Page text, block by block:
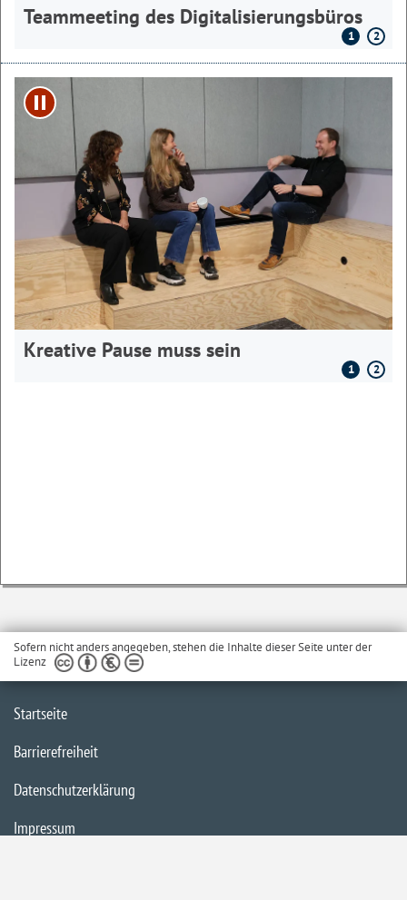
Teammeeting des Digitalisierungsbüros
1 2
Kreative Pause muss sein
Play/Pause
1 2
Sofern nicht anders angegeben, stehen die Inhalte dieser Seite unter der
Lizenz
Startseite
Barrierefreiheit
Datenschutzerklärung
Impressum